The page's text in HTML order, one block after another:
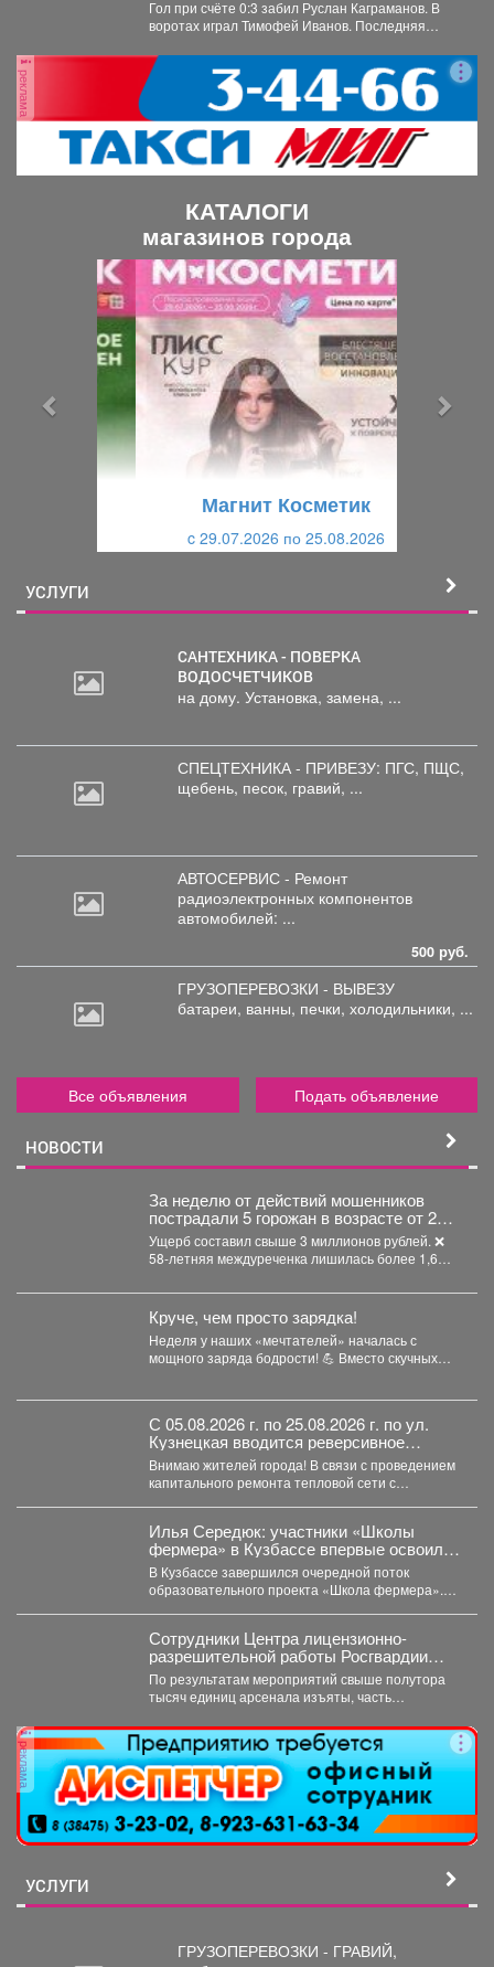
Гол при счёте 0:3 забил Руслан Каграманов. В
воротах играл Тимофей Иванов. Последняя
реклама
КАТАЛОГИ
магазинов города
Магнит Косметик
c 29.07.2026 по 25.08.2026
УСЛУГИ
САНТЕХНИКА - ПОВЕРКА
ВОДОСЧЕТЧИКОВ
на дому. Установка, замена, ...
СПЕЦТЕХНИКА - ПРИВЕЗУ: ПГС, ПЩС,
щебень, песок, гравий, ...
АВТОСЕРВИС - Ремонт
радиоэлектронных компонентов
автомобилей: ...
500 руб.
ГРУЗОПЕРЕВОЗКИ - ВЫВЕЗУ
батареи, ванны, печки, холодильники, ...
Все объявления Подать объявление
НОВОСТИ
За неделю от действий мошенников
пострадали 5 горожан в возрасте от 24
до 58 лет.
Ущерб составил свыше 3 миллионов рублей. ❌
58-летняя междуреченка лишилась более 1,6
Круче, чем просто зарядка!
Неделя у наших «мечтателей» началась с
мощного заряда бодрости! 💪 Вместо скучных
С 05.08.2026 г. по 25.08.2026 г. по ул.
Кузнецкая вводится реверсивное
движения для автотранспорта
Внимаю жителей города! В связи с проведением
капитального ремонта тепловой сети с
Илья Середюк: участники «Школы
фермера» в Кузбассе впервые освоили
работу с агродронами
В Кузбассе завершился очередной поток
образовательного проекта «Школа фермера».
Сотрудники Центра лицензионно-
разрешительной работы Росгвардии
Кузбасса с начала года проверили
свыше пяти тысяч владельцев оружия.
По результатам мероприятий свыше полутора
тысяч единиц арсенала изъяты, часть
ответственности.
реклама
УСЛУГИ
ГРУЗОПЕРЕВОЗКИ - ГРАВИЙ,